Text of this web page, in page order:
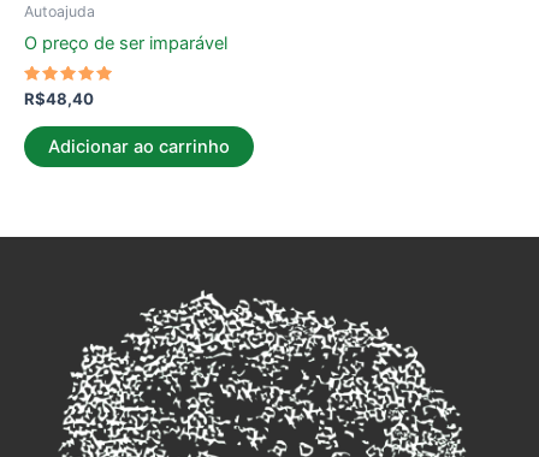
Autoajuda
O preço de ser imparável
Avaliação
5.00
de 5
R$48,40
Adicionar ao carrinho